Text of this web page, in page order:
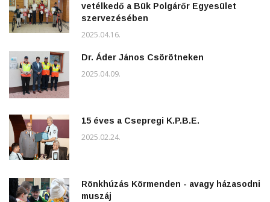
vetélkedő a Bük Polgárőr Egyesület
szervezésében
2025.04.16.
Dr. Áder János Csörötneken
2025.04.09.
15 éves a Csepregi K.P.B.E.
2025.02.24.
Rönkhúzás Körmenden - avagy házasodni
muszáj